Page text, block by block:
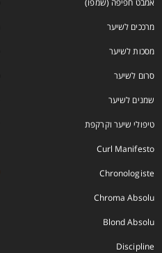
מרככים לשיער
מסכות לשיער
סרום לשיער
שמנים לשיער
טיפולי שיער וקרקפת
Curl Manifesto
Chronologiste
Chroma Absolu
Blond Absolu
Discipline